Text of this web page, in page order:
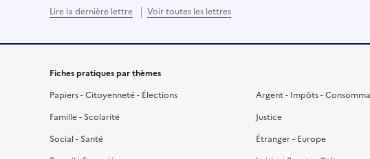
Lire la dernière lettre Voir toutes les lettres
Fiches pratiques par thèmes
Papiers - Citoyenneté - Élections
Famille - Scolarité
Social - Santé
Argent - Impôts -
Justice
Étranger - Europe